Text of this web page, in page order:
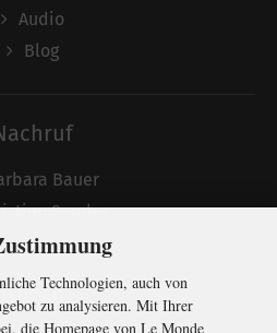
Audio
Blog
Bauer
Semler
FolgenTechnologien, auch von
zu analysieren. Mit Ihrer
die Homepage von Le Monde